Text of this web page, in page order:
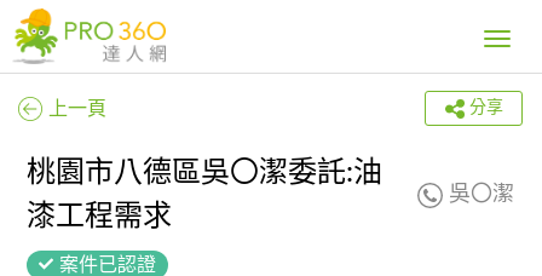
Toggle
上一頁 分享
桃園市八德區吳〇潔委託:油
漆工程需求
吳〇潔
案件已認證